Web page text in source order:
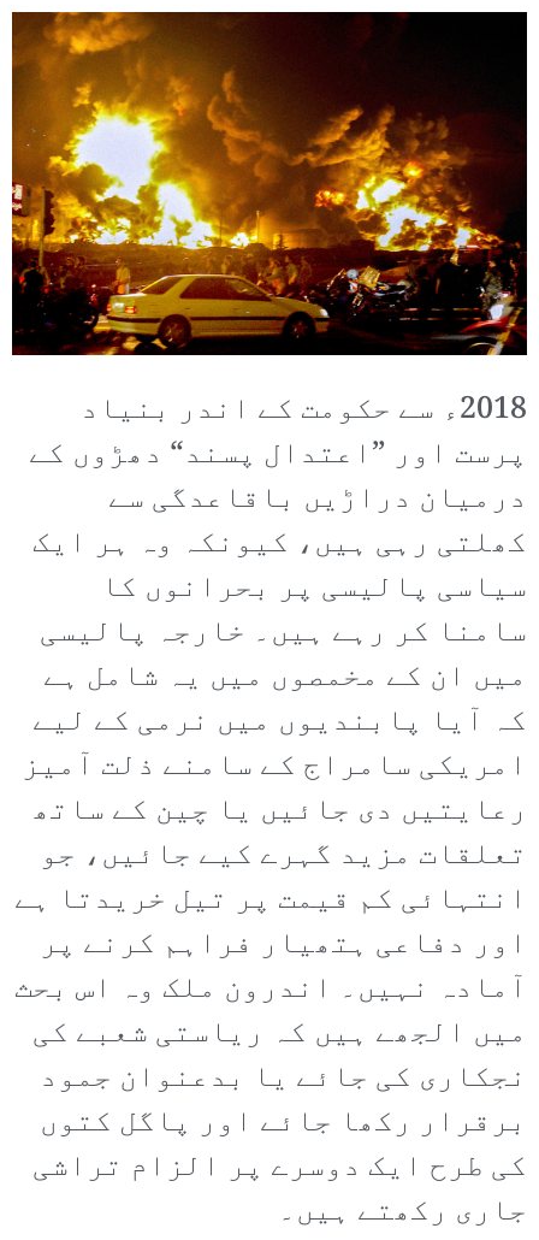
2018ء سے حکومت کے اندر بنیاد
پرست اور ”اعتدال پسند“ دھڑوں کے
درمیان دراڑیں باقاعدگی سے
کھلتی رہی ہیں، کیونکہ وہ ہر ایک
سیاسی پالیسی پر بحرانوں کا
سامنا کر رہے ہیں۔ خارجہ پالیسی
میں ان کے مخمصوں میں یہ شامل ہے
کہ آیا پابندیوں میں نرمی کے لیے
امریکی سامراج کے سامنے ذلت آمیز
رعایتیں دی جائیں یا چین کے ساتھ
تعلقات مزید گہرے کیے جائیں، جو
انتہائی کم قیمت پر تیل خریدتا ہے
اور دفاعی ہتھیار فراہم کرنے پر
آمادہ نہیں۔ اندرون ملک وہ اس بحث
میں الجھے ہیں کہ ریاستی شعبے کی
نجکاری کی جائے یا بدعنوان جمود
برقرار رکھا جائے اور پاگل کتوں
کی طرح ایک دوسرے پر الزام تراشی
جاری رکھتے ہیں۔